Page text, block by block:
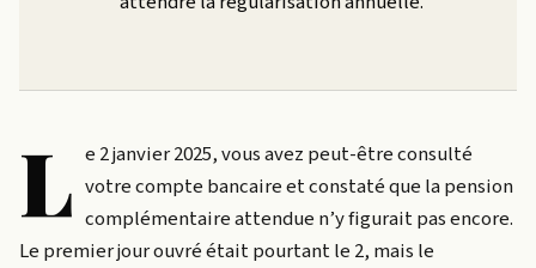
L e 2 janvier 2025, vous avez peut-être consulté
votre compte bancaire et constaté que la pension
complémentaire attendue n’y figurait pas encore.
Le premier jour ouvré était pourtant le 2, mais le